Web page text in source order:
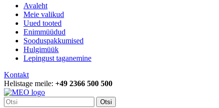
Avaleht
Meie valikud
Uued tooted
Enimmüüdud
Sooduspakkumised
Hulgimüük
Lepingust taganemine
Kontakt
Helistage meile: +49 2366 500 500
Otsi